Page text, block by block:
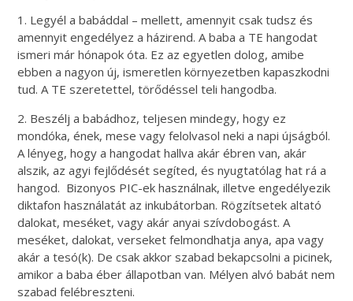
1. Legyél a babáddal – mellett, amennyit csak tudsz és
amennyit engedélyez a házirend. A baba a TE hangodat
ismeri már hónapok óta. Ez az egyetlen dolog, amibe
ebben a nagyon új, ismeretlen környezetben kapaszkodni
tud. A TE szeretettel, törődéssel teli hangodba.
2. Beszélj a babádhoz, teljesen mindegy, hogy ez
mondóka, ének, mese vagy felolvasol neki a napi újságból.
A lényeg, hogy a hangodat hallva akár ébren van, akár
alszik, az agyi fejlődését segíted, és nyugtatólag hat rá a
hangod. Bizonyos PIC-ek használnak, illetve engedélyezik
diktafon használatát az inkubátorban. Rögzítsetek altató
dalokat, meséket, vagy akár anyai szívdobogást. A
meséket, dalokat, verseket felmondhatja anya, apa vagy
akár a tesó(k). De csak akkor szabad bekapcsolni a picinek,
amikor a baba éber állapotban van. Mélyen alvó babát nem
szabad felébreszteni.